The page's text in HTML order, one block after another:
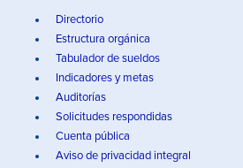
Directorio
Estructura orgánica
Tabulador de sueldos
Indicadores y metas
Auditorías
Solicitudes respondidas
Cuenta pública
Aviso de privacidad integral